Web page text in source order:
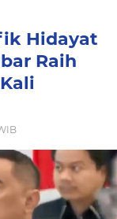
Hidayat
Raih